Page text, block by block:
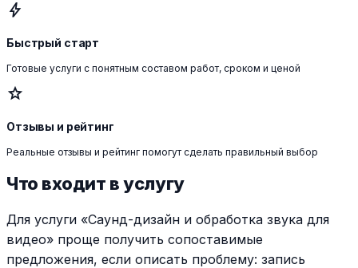
bolt
Быстрый старт
Готовые услуги с понятным составом работ, сроком и ценой
star
Отзывы и рейтинг
Реальные отзывы и рейтинг помогут сделать правильный выбор
Что входит в услугу
Для услуги «Саунд-дизайн и обработка звука для
видео» проще получить сопоставимые
предложения, если описать проблему: запись